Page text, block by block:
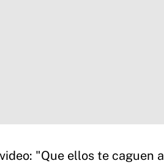
"Que ellos te caguen a